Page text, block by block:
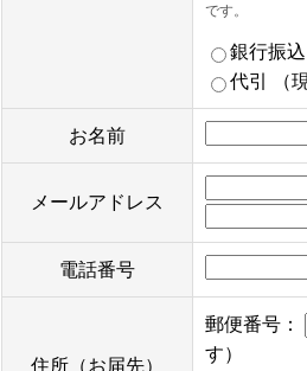
です。
銀行振込
代引 （
お名前
メールアドレス
電話番号
住所（お届先）
郵便番号：
す）